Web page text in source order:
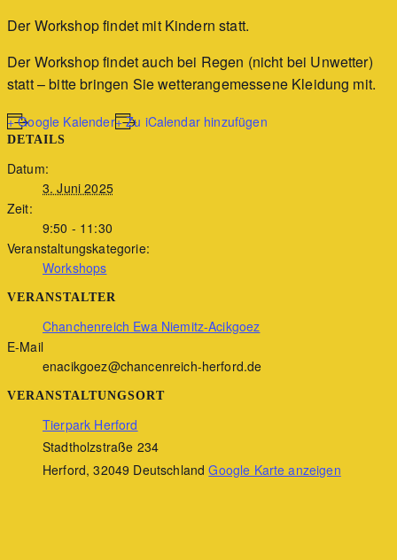
Der Workshop findet mit Kindern statt.
Der Workshop findet auch bei Regen (nicht bei Unwetter)
statt – bitte bringen Sie wetterangemessene Kleidung mit.
+ Google Kalender+ Zu iCalendar hinzufügen
DETAILS
Datum:
3. Juni 2025
Zeit:
9:50 - 11:30
Veranstaltungskategorie:
Workshops
VERANSTALTER
Chanchenreich Ewa Niemitz-Acikgoez
E-Mail
enacikgoez@chancenreich-herford.de
VERANSTALTUNGSORT
Tierpark Herford
Stadtholzstraße 234
Herford, 32049 Deutschland Google Karte anzeigen